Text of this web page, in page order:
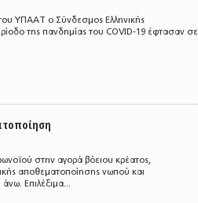
ΥΠΑΑΤ ο Σύνδεσμος Ελληνικής
της πανδημίας του COVID-19 έφτασαν σε
στην αγορά βόειου κρέατος,
αποθεματοποίησης νωπού και
Επιλέξιμα...